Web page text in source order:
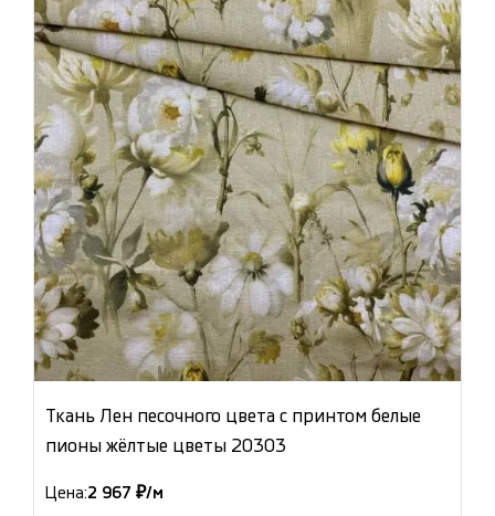
Ткань Лен песочного цвета с принтом белые
пионы жёлтые цветы 20303
Цена:2 967 ₽/м